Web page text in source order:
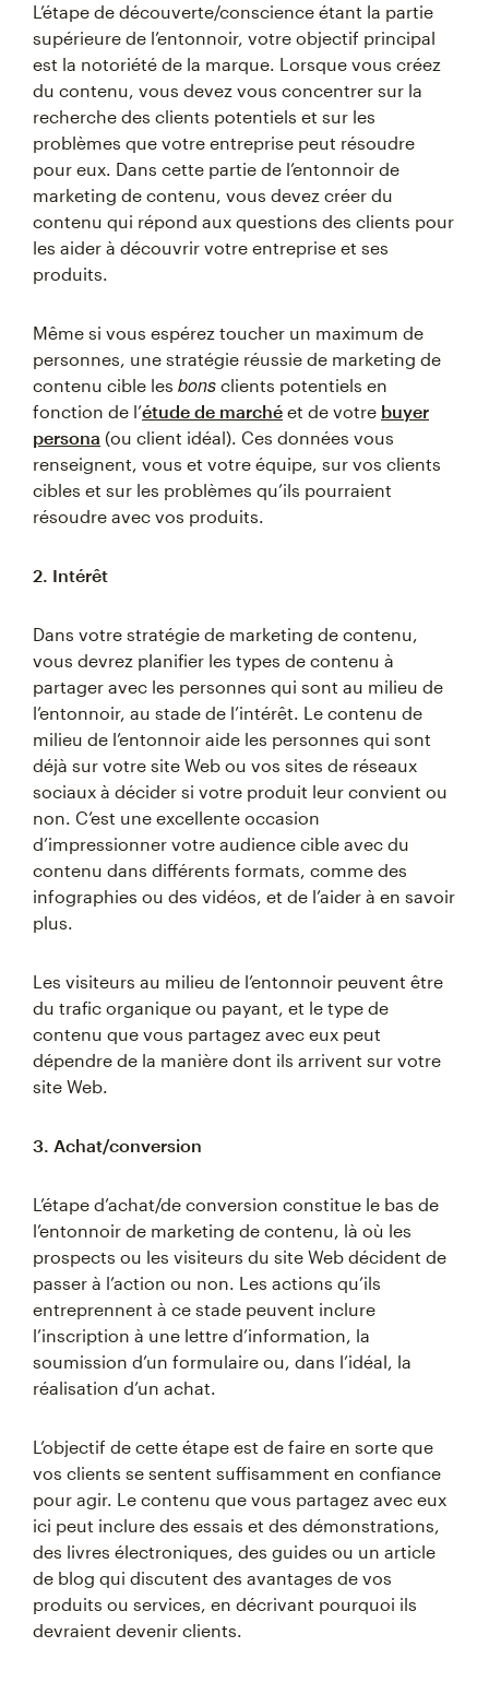
L’étape de découverte/conscience étant la partie
supérieure de l’entonnoir, votre objectif principal
est la notoriété de la marque. Lorsque vous créez
du contenu, vous devez vous concentrer sur la
recherche des clients potentiels et sur les
problèmes que votre entreprise peut résoudre
pour eux. Dans cette partie de l’entonnoir de
marketing de contenu, vous devez créer du
contenu qui répond aux questions des clients pour
les aider à découvrir votre entreprise et ses
produits.
Même si vous espérez toucher un maximum de
personnes, une stratégie réussie de marketing de
contenu cible les bons clients potentiels en
fonction de l’étude de marché et de votre buyer
persona (ou client idéal). Ces données vous
renseignent, vous et votre équipe, sur vos clients
cibles et sur les problèmes qu’ils pourraient
résoudre avec vos produits.
2. Intérêt
Dans votre stratégie de marketing de contenu,
vous devrez planifier les types de contenu à
partager avec les personnes qui sont au milieu de
l’entonnoir, au stade de l’intérêt. Le contenu de
milieu de l’entonnoir aide les personnes qui sont
déjà sur votre site Web ou vos sites de réseaux
sociaux à décider si votre produit leur convient ou
non. C’est une excellente occasion
d’impressionner votre audience cible avec du
contenu dans différents formats, comme des
infographies ou des vidéos, et de l’aider à en savoir
plus.
Les visiteurs au milieu de l’entonnoir peuvent être
du trafic organique ou payant, et le type de
contenu que vous partagez avec eux peut
dépendre de la manière dont ils arrivent sur votre
site Web.
3. Achat/conversion
L’étape d’achat/de conversion constitue le bas de
l’entonnoir de marketing de contenu, là où les
prospects ou les visiteurs du site Web décident de
passer à l’action ou non. Les actions qu’ils
entreprennent à ce stade peuvent inclure
l’inscription à une lettre d’information, la
soumission d’un formulaire ou, dans l’idéal, la
réalisation d’un achat.
L’objectif de cette étape est de faire en sorte que
vos clients se sentent suffisamment en confiance
pour agir. Le contenu que vous partagez avec eux
ici peut inclure des essais et des démonstrations,
des livres électroniques, des guides ou un article
de blog qui discutent des avantages de vos
produits ou services, en décrivant pourquoi ils
devraient devenir clients.